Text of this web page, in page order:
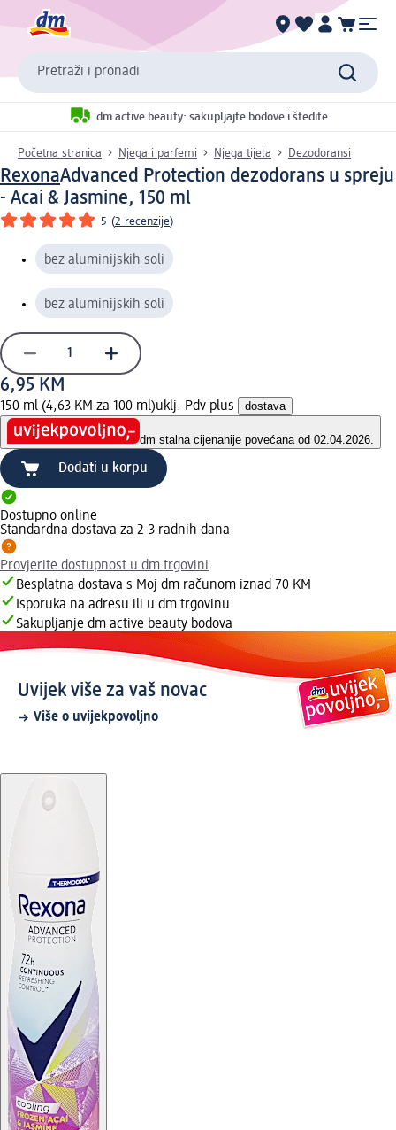
Pretraži i pronađi
dm active beauty: sakupljajte bodove i štedite
Početna stranica Njega i parfemi Njega tijela Dezodoransi
RexonaAdvanced Protection dezodorans u spreju
- Acai & Jasmine, 150 ml
5 (2 recenzije)
bez aluminijskih soli
bez aluminijskih soli
6,95 KM
150 ml (4,63 KM za 100 ml)uklj. Pdv plus dostava
dm stalna cijenanije povećana od 02.04.2026.
Dodati u korpu
Dostupno online
Standardna dostava za 2-3 radnih dana
Provjerite dostupnost u dm trgovini
Besplatna dostava s Moj dm računom iznad 70 KM
Isporuka na adresu ili u dm trgovinu
Sakupljanje dm active beauty bodova
Uvijek više za vaš novac
Više o uvijekpovoljno